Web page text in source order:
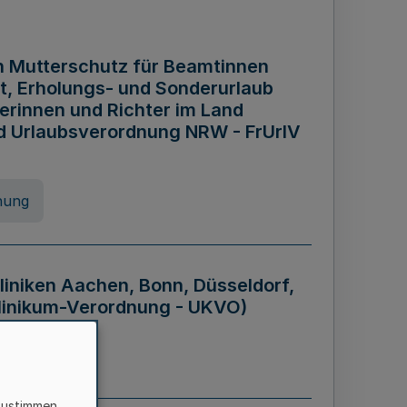
Mutterschutz für Beamtinnen
Erholungs- und Sonderurlaub
und Richter im Land
NRW - FrUrlV
Aachen, Bonn, Düsseldorf,
Verordnung - UKVO)